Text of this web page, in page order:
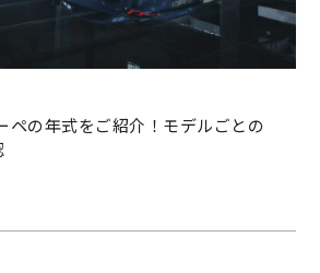
ペの年式をご紹介！モデルごとの